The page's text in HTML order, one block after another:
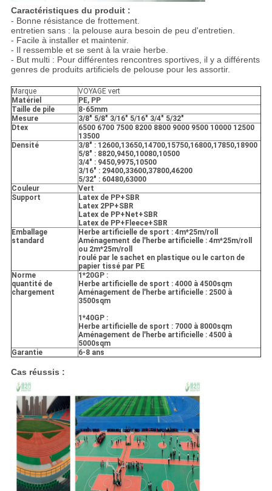
Caractéristiques du produit :
- Bonne résistance de frottement.
entretien sans : la pelouse aura besoin de peu d'entretien.
- Facile à installer et maintenir.
- Il ressemble et se sent à la vraie herbe.
- But multi : Pour différentes rencontres sportives, il y a différents
genres de produits artificiels de pelouse pour les assortir.
Marque
VOYAGE vert
Matériel
PE, PP
Taille de pile
8-65mm
Mesure
3/8" 5/8" 3/16" 5/16" 3/4" 5/32"
Dtex
6500 6700 7500 8200 8800 9000 9500 10000 12500
13500
Densité
3/8" : 12600,13650,14700,15750,16800,17850,18900
5/8" : 8820,9450,10080,10500
3/4" : 9450,9975,10500
3/16" : 29400,33600,37800,46200
5/32" : 60480,63000
Couleur
Vert
Support
Latex de PP+SBR
Latex 2PP+SBR
Latex de PP+Net+SBR
Latex de PP+Fleece+SBR
Emballage
standard
Herbe artificielle de sport : 4m*25m/roll
Aménagement de l'herbe artificielle : 4m*25m/roll
ou 2m*25m/roll
roulé par le sachet en plastique ou le carton de
papier tissé par PE
Norme
quantité de
chargement
1*20GP :
Herbe artificielle de sport : 4000 à 4500sqm
Aménagement de l'herbe artificielle : 2500 à
3500sqm
1*40GP :
Herbe artificielle de sport : 7000 à 8000sqm
Aménagement de l'herbe artificielle : 4500 à
5000sqm
Garantie
6-8 ans
Cas réussis :